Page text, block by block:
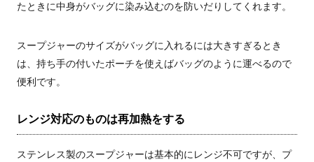
たときに中身がバッグに染み込むのを防いだりしてくれます。
スープジャーのサイズがバッグに入れるには大きすぎるとき
は、持ち手の付いたポーチを使えばバッグのように運べるので
便利です。
レンジ対応のものは再加熱をする
ステンレス製のスープジャーは基本的にレンジ不可ですが、プ